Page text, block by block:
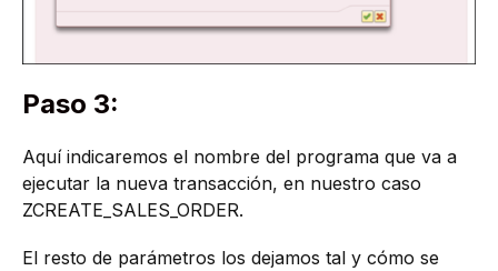
Paso 3:
Aquí indicaremos el nombre del programa que va a
ejecutar la nueva transacción, en nuestro caso
ZCREATE_SALES_ORDER.
El resto de parámetros los dejamos tal y cómo se